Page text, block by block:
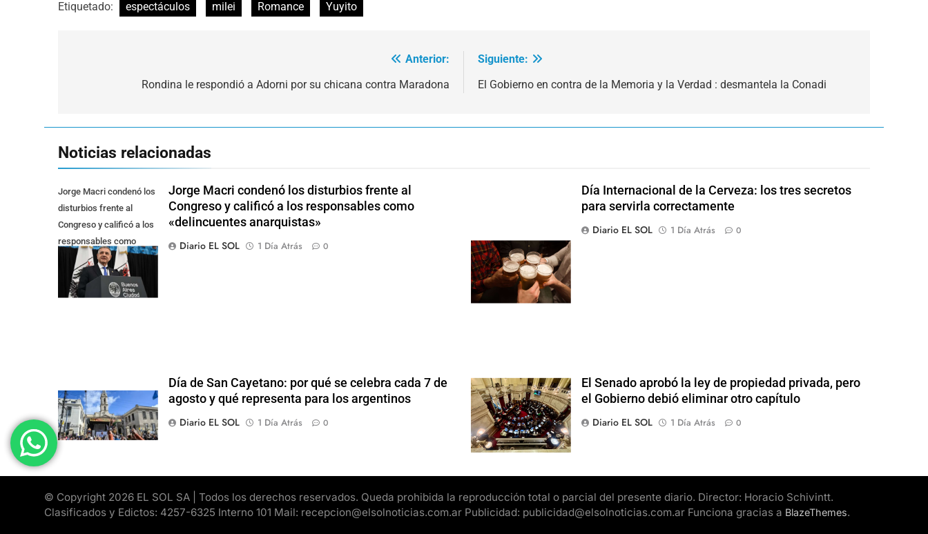
Etiquetado: espectáculos milei Romance Yuyito
Anterior:
Rondina le respondió a Adorni por su chicana contra Maradona
Siguiente:
El Gobierno en contra de la Memoria y la Verdad : desmantela la Conadi
Noticias relacionadas
Jorge Macri condenó los
disturbios frente al
Congreso y calificó a los
responsables como
"delincuentes
anarquistas"
Jorge Macri condenó los disturbios frente al
Congreso y calificó a los responsables como
«delincuentes anarquistas»
Diario EL SOL
1 Día Atrás 0
Día Internacional de la Cerveza: los tres secretos
para servirla correctamente
Diario EL SOL
1 Día Atrás 0
Día de San Cayetano: por qué se celebra cada 7 de
agosto y qué representa para los argentinos
Diario EL SOL
1 Día Atrás 0
El Senado aprobó la ley de propiedad privada, pero
el Gobierno debió eliminar otro capítulo
Diario EL SOL
1 Día Atrás 0
© Copyright 2026 EL SOL SA | Todos los derechos reservados. Queda prohibida la reproducción total o parcial del presente diario. Director: Horacio Schivintt.
Clasificados y Edictos: 4257-6325 Interno 101 Mail: recepcion@elsolnoticias.com.ar Publicidad: publicidad@elsolnoticias.com.ar Funciona gracias a BlazeThemes.